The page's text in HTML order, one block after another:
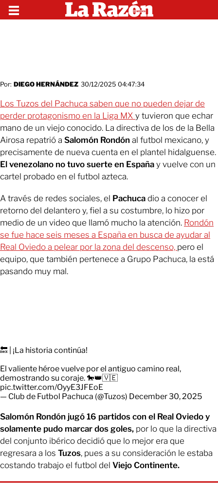
Por: DIEGO HERNÁNDEZ 30/12/2025 04:47:34
Los Tuzos del Pachuca saben que no pueden dejar de
perder protagonismo en la Liga MX y tuvieron que echar
mano de un viejo conocido. La directiva de los de la Bella
Airosa repatrió a Salomón Rondón al futbol mexicano, y
precisamente de nueva cuenta en el plantel hidalguense.
El venezolano no tuvo suerte en España y vuelve con un
cartel probado en el futbol azteca.
A través de redes sociales, el Pachuca dio a conocer el
retorno del delantero y, fiel a su costumbre, lo hizo por
medio de un video que llamó mucho la atención. Rondón
se fue hace seis meses a España en busca de ayudar al
Real Oviedo a pelear por la zona del descenso, pero el
equipo, que también pertenece a Grupo Pachuca, la está
pasando muy mal.
🔙 | ¡La historia continúa!
El valiente héroe vuelve por el antiguo camino real,
demostrando su coraje. 🐎👑🇻🇪
pic.twitter.com/OyyE3JFEoE
— Club de Futbol Pachuca (@Tuzos) December 30, 2025
Salomón Rondón jugó 16 partidos con el Real Oviedo y
solamente pudo marcar dos goles, por lo que la directiva
del conjunto ibérico decidió que lo mejor era que
regresara a los Tuzos, pues a su consideración le estaba
costando trabajo el futbol del Viejo Continente.